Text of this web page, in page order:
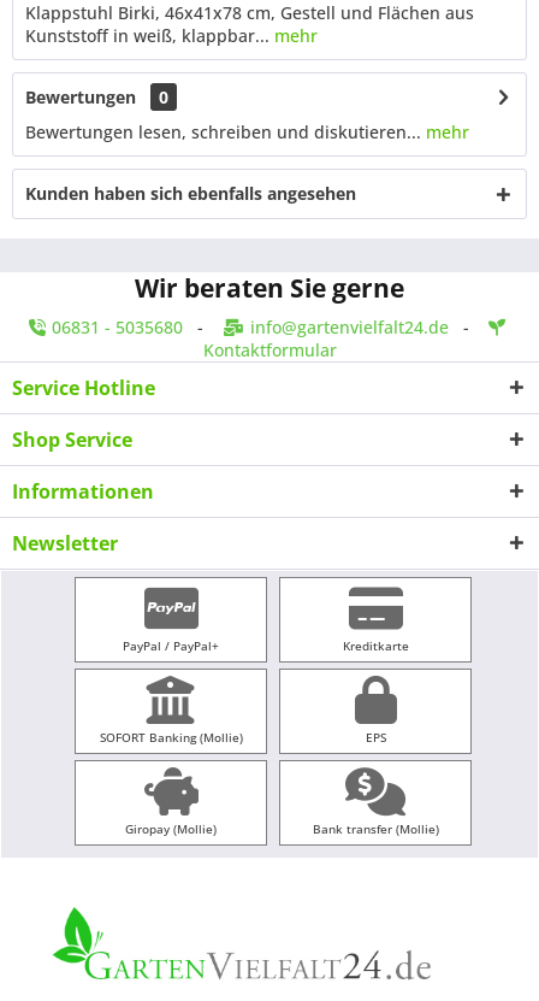
Klappstuhl Birki, 46x41x78 cm, Gestell und Flächen aus
Kunststoff in weiß, klappbar... mehr
Bewertungen
0
Bewertungen lesen, schreiben und diskutieren... mehr
Kunden haben sich ebenfalls angesehen
Wir beraten Sie gerne
06831 - 5035680- info@gartenvielfalt24.de-
Kontaktformular
Service Hotline
Shop Service
Informationen
Newsletter
PayPal / PayPal+ Kreditkarte
SOFORT Banking (Mollie) EPS
Giropay (Mollie) Bank transfer (Mollie)